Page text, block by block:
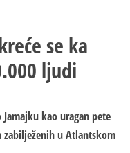
se ka
ljudi
kao uragan pete
u Atlantskom